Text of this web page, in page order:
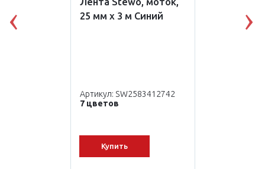
25 мм х 3 м Синий
Артикул: SW2583412742
7 цветов
Купить